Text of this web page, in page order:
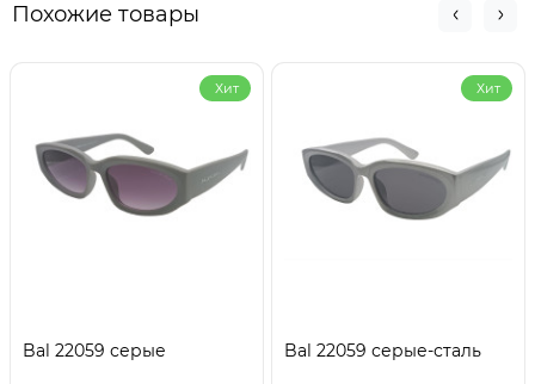
Похожие товары
Хит
Bal 22059 серые
Хит
Bal 22059 серые-сталь